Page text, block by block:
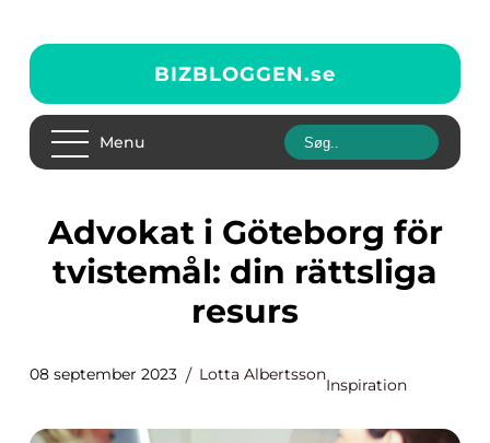
BIZBLOGGEN.se
Menu
Advokat i Göteborg för
tvistemål: din rättsliga
resurs
08 september 2023 Lotta Albertsson
Inspiration